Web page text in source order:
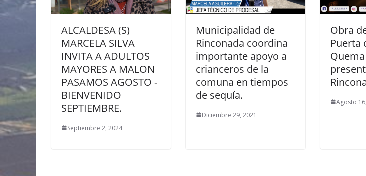
ALCALDESA (S)
MARCELA SILVA
INVITA A ADULTOS
MAYORES A MALON
PASAMOS AGOSTO -
BIENVENIDO
SEPTIEMBRE.
Septiembre 2, 2024
Municipalidad de
Rinconada coordina
importante apoyo a
crianceros de la
comuna en tiempos
de sequía.
Diciembre 29, 2021
Obra
Puerta
Agosto